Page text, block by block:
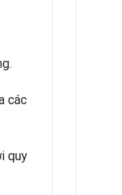
các
quy